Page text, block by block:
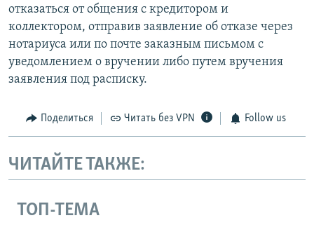
отказаться от общения с кредитором и
коллектором, отправив заявление об отказе через
нотариуса или по почте заказным письмом с
уведомлением о вручении либо путем вручения
заявления под расписку.
Поделиться Читать без VPN Follow us
ЧИТАЙТЕ ТАКЖЕ:
ТОП-ТЕМА